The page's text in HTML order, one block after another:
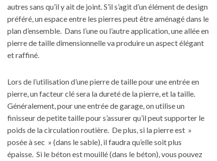
autres sans qu’il y ait de joint. S’il s’agit d’un élément de design
préféré, un espace entre les pierres peut être aménagé dans le
plan d’ensemble. Dans l’une ou l’autre application, une allée en
pierre de taille dimensionnelle va produire un aspect élégant
et raffiné.
Lors de l’utilisation d’une pierre de taille pour une entrée en
pierre, un facteur clé sera la dureté de la pierre, et la taille.
Généralement, pour une entrée de garage, on utilise un
finisseur de petite taille pour s’assurer qu’il peut supporter le
poids de la circulation routière. De plus, si la pierre est »
posée à sec » (dans le sable), il faudra qu’elle soit plus
épaisse. Si le béton est mouillé (dans le béton), vous pouvez